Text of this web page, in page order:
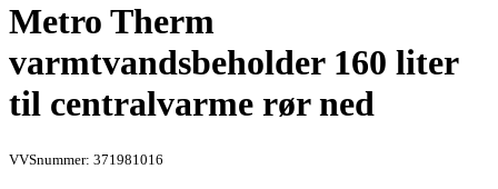
Metro Therm
varmtvandsbeholder 160 liter
til centralvarme rør ned
VVSnummer: 371981016